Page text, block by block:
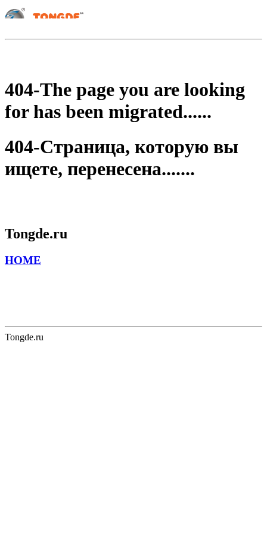
404-The page you are looking
for has been migrated......
404-Страница, которую вы
ищете, перенесена.......
Tongde.ru
HOME
Tongde.ru